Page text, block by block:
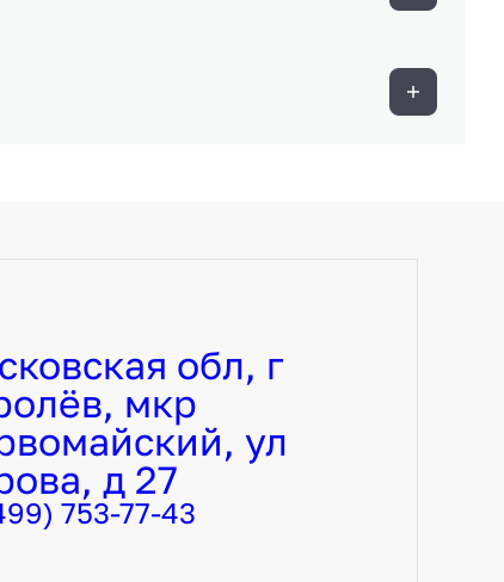
обл, г
мкр
ул
д 27
753-77-43